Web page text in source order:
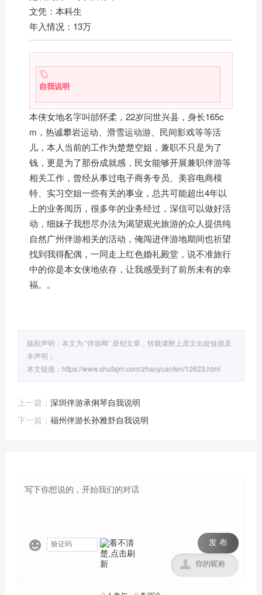
文凭：本科生
年入情况：13万
自我说明
本侠女地名字叫邰怀柔，22岁问世兴县，身长165c
m，热诚攀岩运动、滑雪运动游、民间影戏等等活
儿，本人当前的工作为楚楚空姐，兼职不只是为了
钱，更是为了那份成就感，民女能够开展兼职伴游等
相关工作，曾经从事过电子商务专员、美容电商模
特、实习空姐一些有关的事业，总共可能超出4年以
上的业务阅历，很多年的业务经过，深信可以做好活
动，细妹子我想尽办法为渴望观光旅游的众人提供纯
自然广州伴游相关的活动，俺闯进伴游地期间也祈望
找到我得配偶，一同走上红色婚礼殿堂，说不准旅行
中的你是本女侠地依存，让我感受到了前所未有的幸
福。。
版权声明：本文为 “伴游网” 原创文章，转载请附上原文出处链接及
本声明；
本文链接： https://www.shufajm.com/zhaoyuanfen/12623.html
上一篇： 深圳伴游承俐琴自我说明
下一篇： 福州伴游长孙雅舒自我说明
 发 布
